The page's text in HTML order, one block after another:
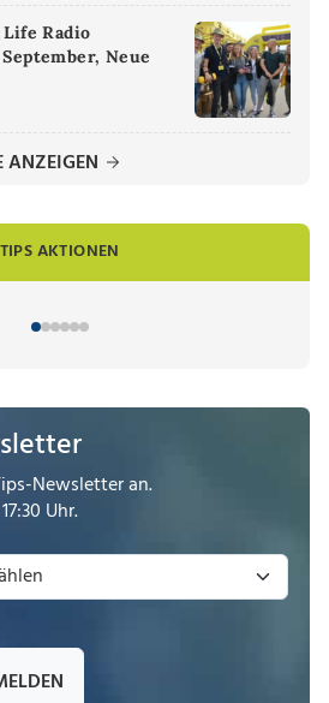
Radio
Neue
ANZEIGEN
TIPS AKTIONEN
Newsletter an.
Uhr.